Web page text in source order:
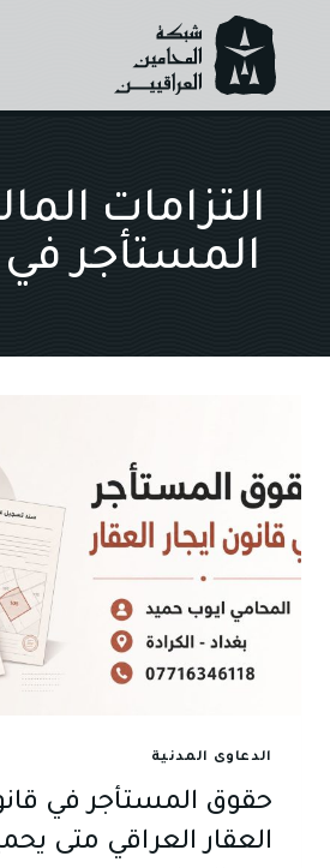
content
التزامات
المستأجر في
الدعاوى المدنية
حقوق المستأجر في
العقار العراقي متى